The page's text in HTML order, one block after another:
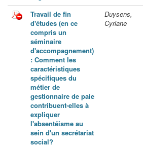
Travail de fin
d'études (en ce
compris un
séminaire
d'accompagnement)
: Comment les
caractéristiques
spécifiques du
métier de
gestionnaire de paie
contribuent-elles à
expliquer
l'absentéisme au
sein d'un secrétariat
social?
Duysens,
Cyriane